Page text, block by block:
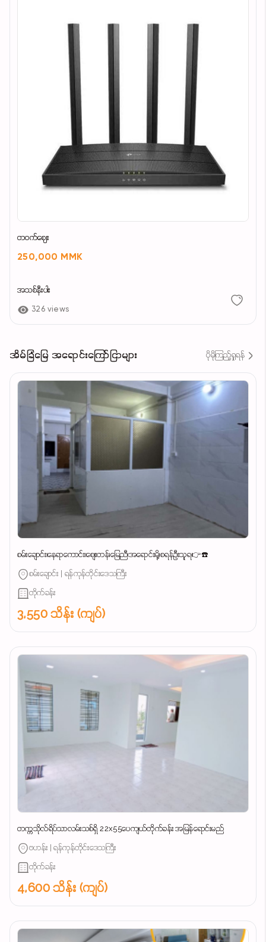
တဝက်ဈေး
250,000 MMK
အသစ်နီးပါး
326 views
အိမ်ခြံမြေ အရောင်းကြော်ငြာများ ပိုမိုကြည့်ရှုရန်
စမ်းချောင်း၊နေရာကောင်း၊စျေးတန်၊မြေညီ၊အရောင်းမို့၊စရန်ဦးသူရ👉☎️
စမ်းချောင်း | ရန်ကုန်တိုင်းဒေသကြီး
တိုက်ခန်း
3,550 သိန်း (ကျပ်)
တက္ကသိုလ်ရိပ်သာလမ်းသစ်ရှိ 22x55ပေကျယ်တိုက်ခန်း အမြန်ရောင်းမည်
ဗဟန်း | ရန်ကုန်တိုင်းဒေသကြီး
တိုက်ခန်း
4,600 သိန်း (ကျပ်)